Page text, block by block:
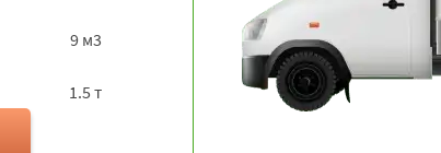
9 м3
1.5 т